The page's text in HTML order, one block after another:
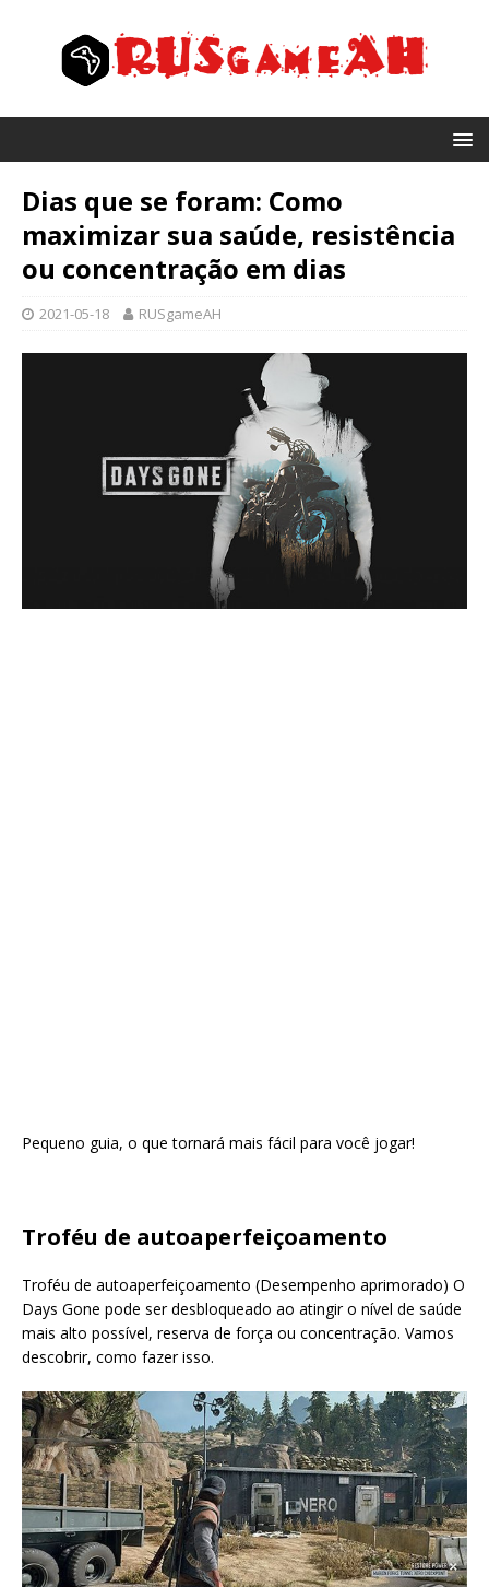
Dias que se foram: Como
maximizar sua saúde, resistência
ou concentração em dias
2021-05-18 RUSgameAH
Pequeno guia, o que tornará mais fácil para você jogar!
Troféu de autoaperfeiçoamento
Troféu de autoaperfeiçoamento (Desempenho aprimorado) O
Days Gone pode ser desbloqueado ao atingir o nível de saúde
mais alto possível, reserva de força ou concentração. Vamos
descobrir, como fazer isso.